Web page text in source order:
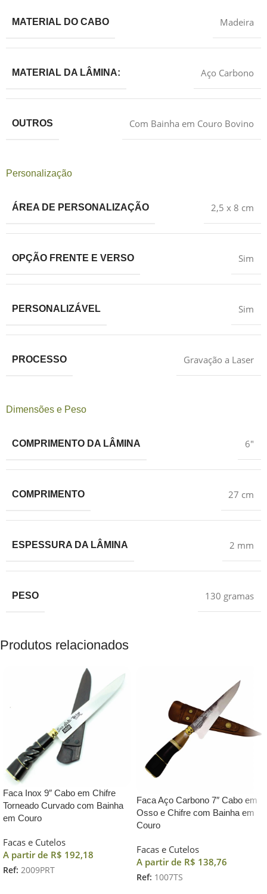
MATERIAL DO CABO Madeira
MATERIAL DA LÂMINA: Aço Carbono
OUTROS Com Bainha em Couro Bovino
Personalização
ÁREA DE PERSONALIZAÇÃO 2,5 x 8 cm
OPÇÃO FRENTE E VERSO Sim
PERSONALIZÁVEL Sim
PROCESSO Gravação a Laser
Dimensões e Peso
COMPRIMENTO DA LÂMINA 6″
COMPRIMENTO 27 cm
ESPESSURA DA LÂMINA 2 mm
PESO 130 gramas
Produtos relacionados
Faca Inox 9″ Cabo em Chifre
Torneado Curvado com Bainha
em Couro
Facas e Cutelos
A partir de R$ 192,18
Ref: 2009PRT
Faca Aço Carbono 7″ Cabo em
Osso e Chifre com Bainha em
Couro
Facas e Cutelos
A partir de R$ 138,76
Ref: 1007TS